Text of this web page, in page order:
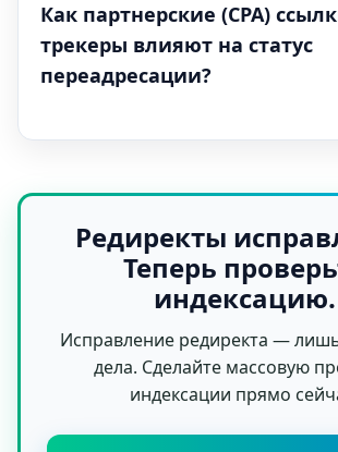
Как партнерские (CPA)
трекеры влияют на статус
переадресации?
Редиректы
Теперь
индексацию.
Исправление редиректа —
дела. Сделайте массовую
индексации прямо